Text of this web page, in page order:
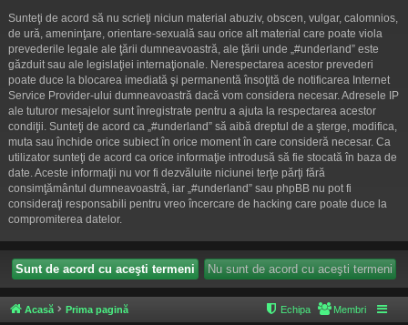
Sunteţi de acord să nu scrieţi niciun material abuziv, obscen, vulgar, calomnios,
de ură, ameninţare, orientare-sexuală sau orice alt material care poate viola
prevederile legale ale ţării dumneavoastră, ale ţării unde „#underland” este
găzduit sau ale legislaţiei internaţionale. Nerespectarea acestor prevederi
poate duce la blocarea imediată şi permanentă însoţită de notificarea Internet
Service Provider-ului dumneavoastră dacă vom considera necesar. Adresele IP
ale tuturor mesajelor sunt înregistrate pentru a ajuta la respectarea acestor
condiţii. Sunteţi de acord ca „#underland” să aibă dreptul de a şterge, modifica,
muta sau închide orice subiect în orice moment în care consideră necesar. Ca
utilizator sunteţi de acord ca orice informaţie introdusă să fie stocată în baza de
date. Aceste informaţii nu vor fi dezvăluite niciunei terţe părţi fără
consimţământul dumneavoastră, iar „#underland” sau phpBB nu pot fi
consideraţi responsabili pentru vreo încercare de hacking care poate duce la
compromiterea datelor.
Acasă Prima pagină Membri
Echipa